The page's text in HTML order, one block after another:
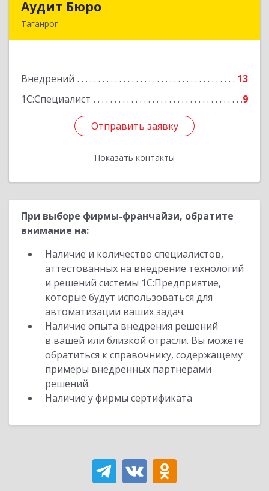
Аудит Бюро
Таганрог
Внедрений
13
1С:Специалист
9
Отправить заявку
Показать контакты
Подробнее
Отправить заявку
Назад
При выборе фирмы-франчайзи, обратите
внимание на:
Наличие и количество специалистов,
аттестованных на внедрение технологий
и решений системы 1С:Предприятие,
которые будут использоваться для
автоматизации ваших задач.
Наличие опыта внедрения решений
в вашей или близкой отрасли. Вы можете
обратиться к справочнику, содержащему
примеры внедренных партнерами
решений.
Наличие у фирмы сертификата